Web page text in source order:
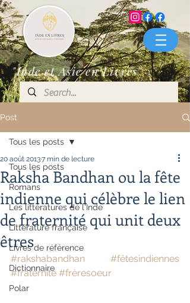
"Inde et Asie en Livres"
Post
Tous les posts
Romans
Les littératures de l'Inde
Littérature française
Livres de référence
Dictionnaire
Polar
Tous les posts
Raksha Bandhan ou la fête
indienne qui célèbre le lien
de fraternité qui unit deux
êtres
20 août 20137 min de lecture
#rakshabandhan
#fêtesindiennes
#fraternité #frèresoeur